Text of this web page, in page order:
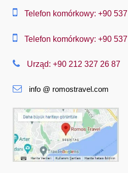
中文
Slovenská
Suomi
Français
Deutsch
Ελληνική
Telefon komórkowy: +90
Telefon komórkowy: +90
Urząd: +90 212 327 26 87
info @ romostravel.com